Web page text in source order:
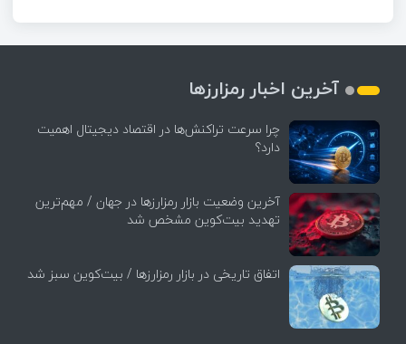
آخرین اخبار رمزارزها
چرا سرعت تراکنش‌ها در اقتصاد دیجیتال اهمیت
دارد؟
آخرین وضعیت بازار رمزارزها در جهان / مهم‌ترین
تهدید بیت‌کوین مشخص شد
اتفاق تاریخی در بازار رمزارزها / بیت‌کوین سبز شد